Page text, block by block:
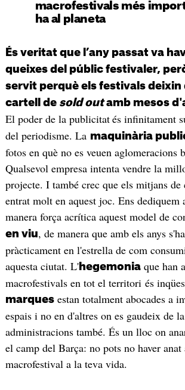
macrofestivals més
ha al planeta
És veritat que l’any passat va
queixes del públic festivaler,
servit perquè els festivals deixin
cartell de sold outamb mesos
El poder de la publicitatés infinitament
del periodisme. La maquinària
fotos en què no es veuen aglomeracions
Qualsevol empresa intenta vendre la
projecte. I també crec que els mitjans
entrat molt en aquest joc. Ens dediquem
manera força acrítica aquest model de
en viu, de manera que amb els anys
pràcticament en l'estrella de com
aquesta ciutat. L'hegemoniaque han
macrofestivals en tot el territori és
marquesestan totalment abocades a
espais i no en d'altres on es gaudeix de
administracions també. És un lloc on
el camp del Barça: no pots no haver anat
macrofestival a la teva vida.